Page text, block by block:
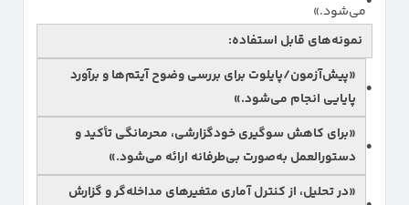
می‌شود.»
نمونه‌های قابل استفاده:
«پیش‌آزمون/پایلوت برای بررسی وضوح آیتم‌ها و برآورد
پایایی انجام می‌شود.»
«برای کاهش سوگیری خودگزارشی، محرمانگیتأکید و
دستورالعمل به‌صورت بی‌طرفانه ارائه می‌شود.»
«در تحلیل، ازکنترل آماری متغیرهای مداخله‌گرو گزارش